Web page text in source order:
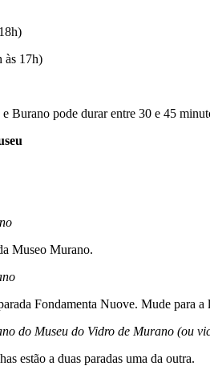
às 17h)
Burano pode durar entre 30 e 45
Museo Murano.
Fondamenta Nuove. Mude para a
do Museu do Vidro de Murano (ou
estão a duas paradas uma da outra.